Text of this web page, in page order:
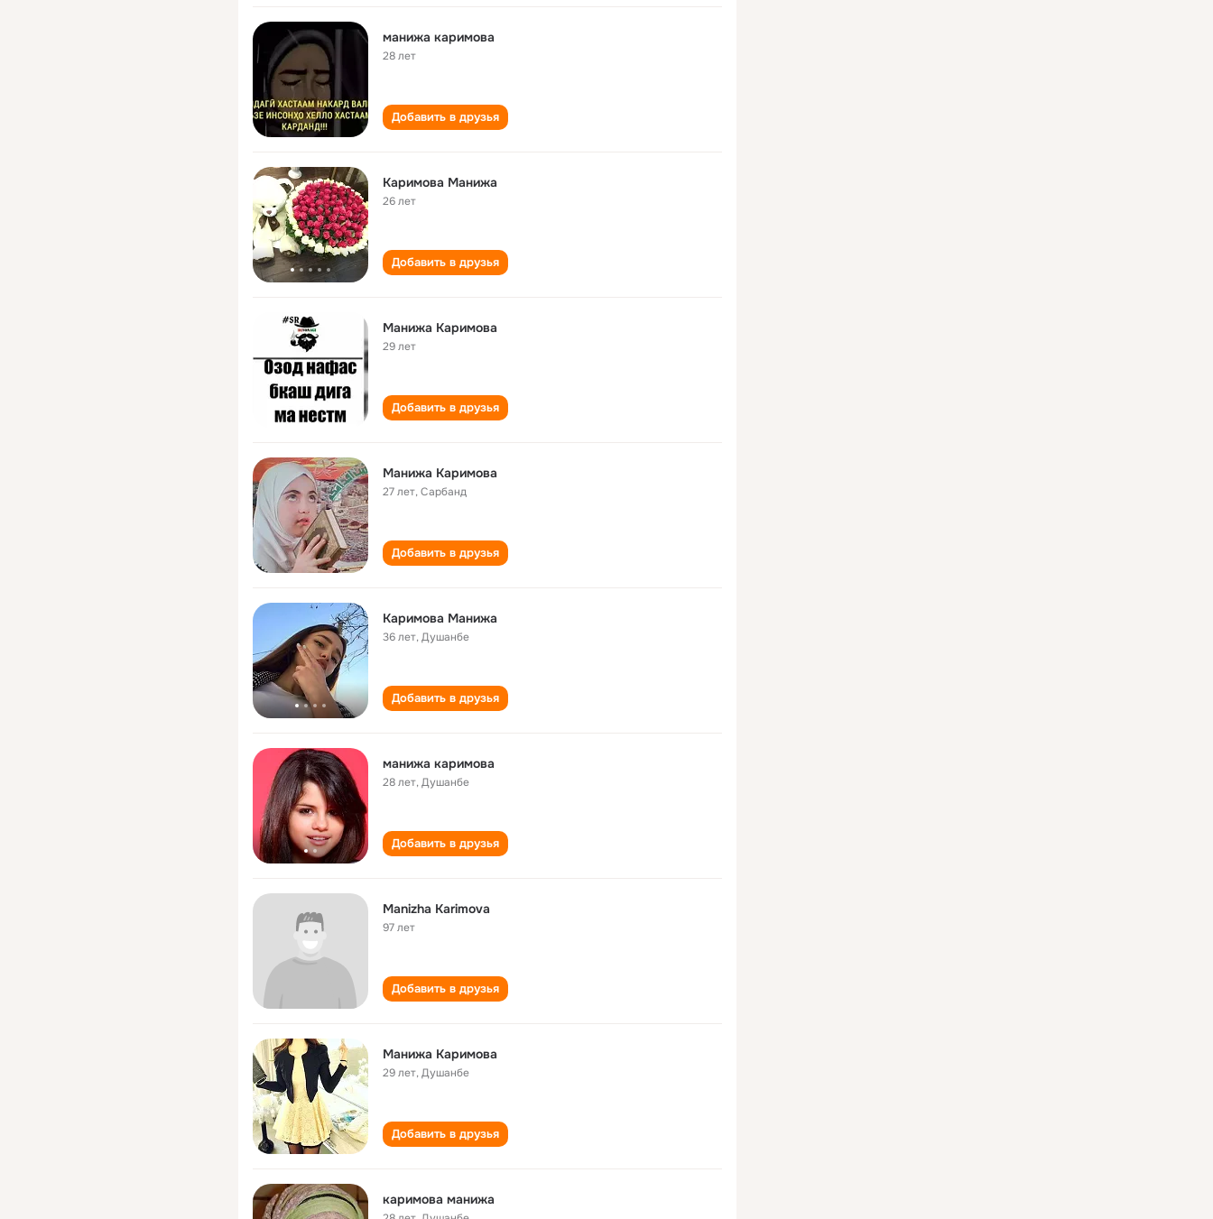
манижа каримова
28 лет
Добавить в друзья
Каримова Манижа
26 лет
Добавить в друзья
Манижа Каримова
29 лет
Добавить в друзья
Манижа Каримова
27 лет,Сарбанд
Добавить в друзья
Каримова Манижа
36 лет,Душанбе
Добавить в друзья
манижа каримова
28 лет,Душанбе
Добавить в друзья
Manizha Karimova
97 лет
Добавить в друзья
Манижа Каримова
29 лет,Душанбе
Добавить в друзья
каримова манижа